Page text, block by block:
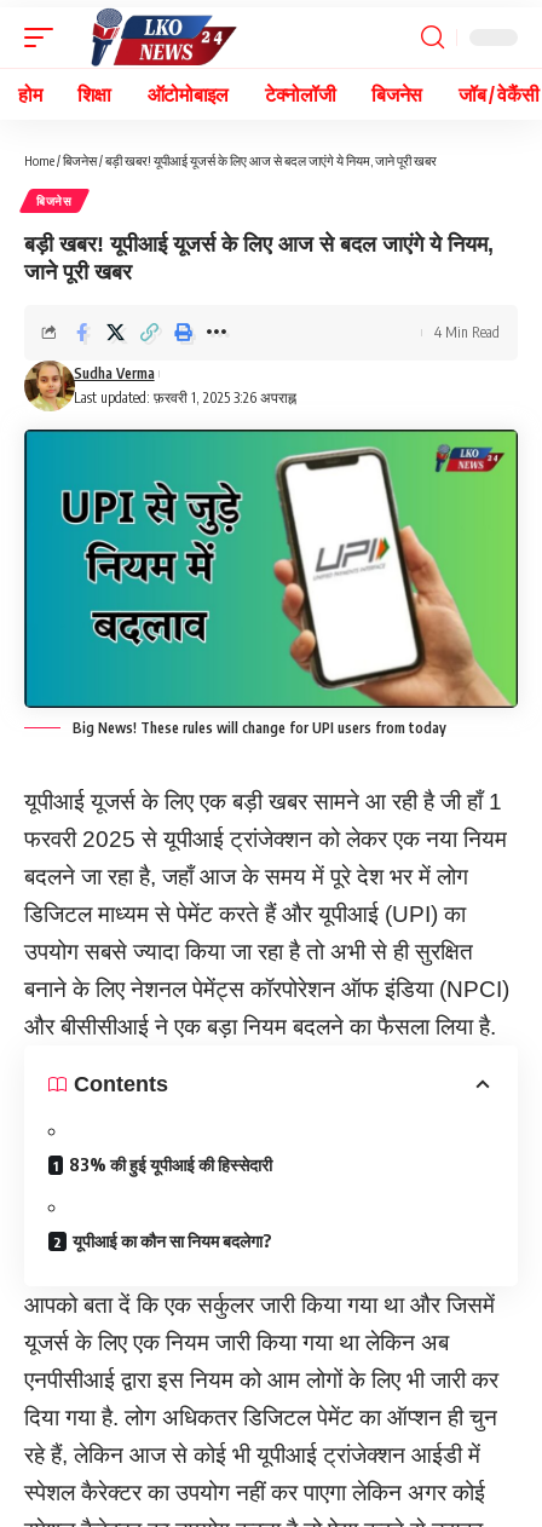
होम शिक्षा ऑटोमोबाइल टेक्नोलॉजी बिजनेस जॉब / वेकैंसी
Home/बिजनेस/बड़ी खबर! यूपीआई यूजर्स के लिए आज से बदल जाएंगे ये नियम, जाने पूरी खबर
बिजनेस
बड़ी खबर! यूपीआई यूजर्स के लिए आज से बदल जाएंगे ये नियम,
जाने पूरी खबर
Last updated: फ़रवरी 1, 2025 3:26 अपराह्न
Sudha Verma
4 Min Read
Big News! These rules will change for UPI users from today
यूपीआई यूजर्स के लिए एक बड़ी खबर सामने आ रही है जी हाँ 1
फरवरी 2025 से यूपीआई ट्रांजेक्शन को लेकर एक नया नियम
बदलने जा रहा है, जहाँ आज के समय में पूरे देश भर में लोग
डिजिटल माध्यम से पेमेंट करते हैं और यूपीआई (UPI) का
उपयोग सबसे ज्यादा किया जा रहा है तो अभी से ही सुरक्षित
बनाने के लिए नेशनल पेमेंट्स कॉरपोरेशन ऑफ इंडिया (NPCI)
और बीसीसीआई ने एक बड़ा नियम बदलने का फैसला लिया है.
Contents
83% की हुई यूपीआई की हिस्सेदारी
यूपीआई का कौन सा नियम बदलेगा?
आपको बता दें कि एक सर्कुलर जारी किया गया था और जिसमें
यूजर्स के लिए एक नियम जारी किया गया था लेकिन अब
एनपीसीआई द्वारा इस नियम को आम लोगों के लिए भी जारी कर
दिया गया है. लोग अधिकतर डिजिटल पेमेंट का ऑप्शन ही चुन
रहे हैं, लेकिन आज से कोई भी यूपीआई ट्रांजेक्शन आईडी में
स्पेशल कैरेक्टर का उपयोग नहीं कर पाएगा लेकिन अगर कोई